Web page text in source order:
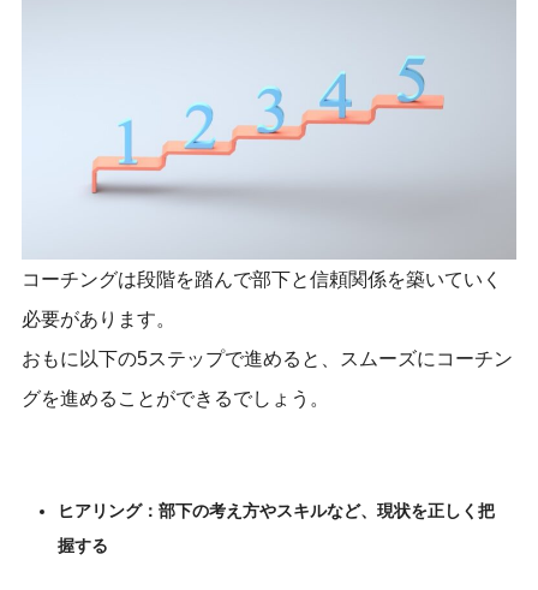
コーチングは段階を踏んで部下と信頼関係を築いていく
必要があります。
おもに以下の5ステップで進めると、スムーズにコーチン
グを進めることができるでしょう。
ヒアリング：部下の考え方やスキルなど、現状を正しく把
握する